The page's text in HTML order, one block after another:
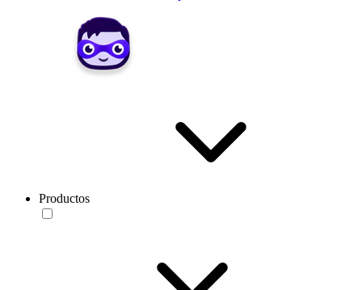
Productos